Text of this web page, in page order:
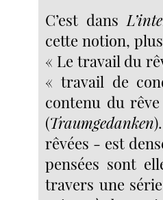
C’est dans
cette notion,
« Le travail du
« travail de
contenu du
(Traumgedanken
rêvées - est
pensées sont
travers une